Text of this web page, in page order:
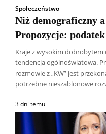
Społeczeństwo
Niż demograficzny
Propozycje:
Kraje z wysokim
tendencja ogólnoświatowa.
rozmowie z „KW” jest
potrzebne nieszablonowe
3 dni temu